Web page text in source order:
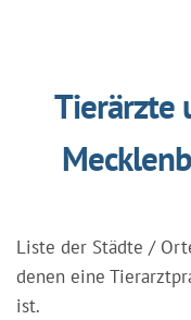
Tierärzte
Liste der Städte /
denen eine
ist.